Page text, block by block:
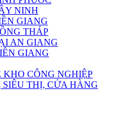
NINH
GIANG
THÁP
AN GIANG
GIANG
CÔNG NGHIỆP
THỊ, CỬA HÀNG